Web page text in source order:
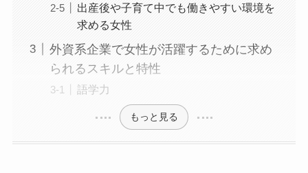
出産後や子育て中でも働きやすい環境を
求める女性
外資系企業で女性が活躍するために求め
られるスキルと特性
語学力
もっと見る